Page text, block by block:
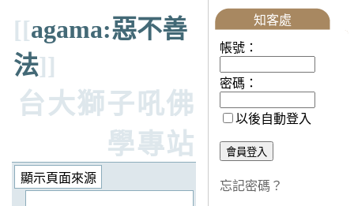
[[agama:惡不善
法]]
台大獅子吼佛
學專站
知客處
帳號：
密碼：
以後自動登入
忘記密碼？